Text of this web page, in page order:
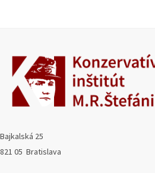
Bajkalská 25
821 05 Bratislava